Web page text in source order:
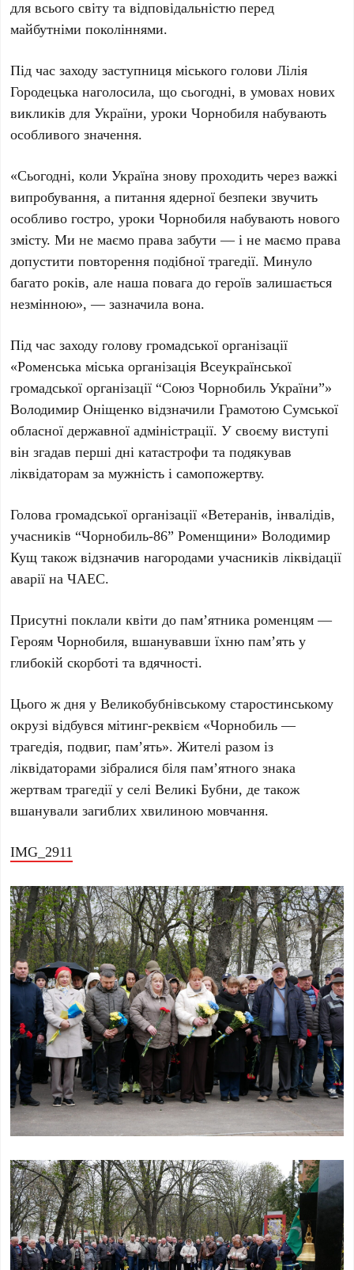
для всього світу та відповідальністю перед
майбутніми поколіннями.
Під час заходу заступниця міського головиЛілія
Городецька наголосила, що сьогодні, в умовах нових
викликів для України, уроки Чорнобиля набувають
особливого значення.
«Сьогодні, коли Україна знову проходить через важкі
випробування, а питання ядерної безпеки звучить
особливо гостро, уроки Чорнобиля набувають нового
змісту. Ми не маємо права забути — і не маємо права
допустити повторення подібної трагедії. Минуло
багато років, але наша повага до героїв залишається
незмінною», — зазначила вона.
Під час заходу голову громадської організації
«Роменська міська організація Всеукраїнської
громадської організації “Союз Чорнобиль України”»
Володимир Оніщенко відзначили Грамотою Сумської
обласної державної адміністрації. У своєму виступі
він згадав перші дні катастрофи та подякував
ліквідаторам за мужність і самопожертву.
Голова громадської організації «Ветеранів, інвалідів,
учасників “Чорнобиль-86” Роменщини»Володимир
Кущ також відзначив нагородами учасників ліквідації
аварії на ЧАЕС.
Присутні поклали квіти до пам’ятника роменцям —
Героям Чорнобиля, вшанувавши їхню пам’ять у
глибокій скорботі та вдячності.
Цього ж дня у Великобубнівському старостинському
окрузі відбувся мітинг-реквієм «Чорнобиль —
трагедія, подвиг, пам’ять». Жителі разом із
ліквідаторами зібралися біля пам’ятного знака
жертвам трагедії у селі Великі Бубни, де також
вшанували загиблих хвилиною мовчання.
IMG_2911